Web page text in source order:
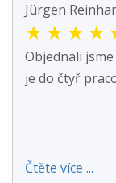
Jürgen
★ ★ ★ ★
Objednali
je do čtyř
Čtěte více ...